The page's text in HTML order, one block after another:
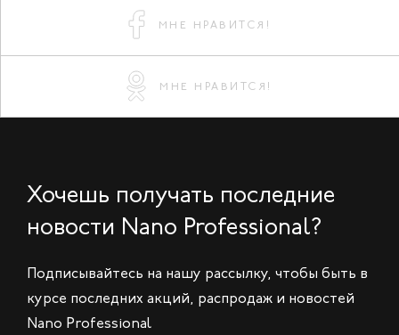
МНЕ НРАВИТСЯ!
МНЕ НРАВИТСЯ!
Хочешь получать последние
новости Nano Professional?
Подписывайтесь на нашу рассылку, чтобы быть в
курсе последних акций, распродаж и новостей
Nano Professional